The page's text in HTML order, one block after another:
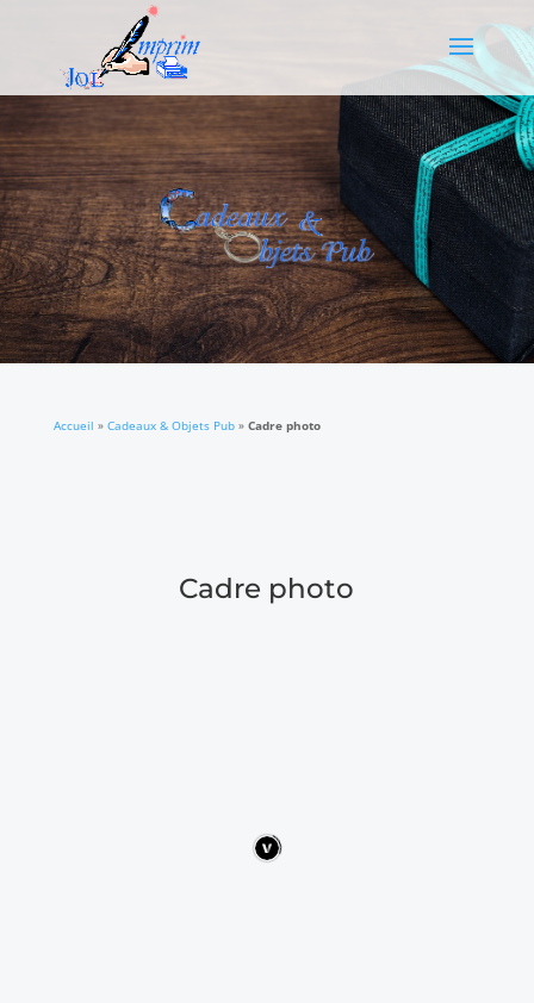
Accueil » Cadeaux & Objets Pub» Cadre photo
Cadre photo